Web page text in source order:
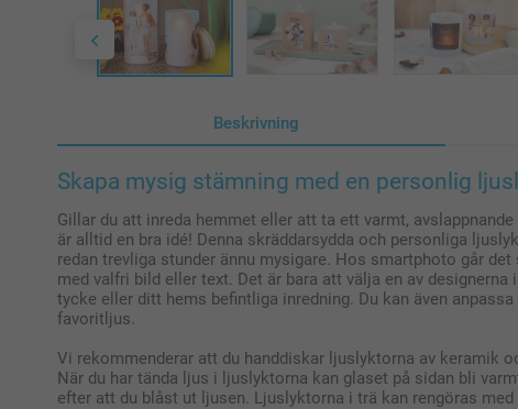
Beskrivning
Skapa mysig stämning med en personlig
Gillar du att inreda hemmet eller att ta ett varmt,
är alltid en bra idé! Denna skräddarsydda och personliga
redan trevliga stunder ännu mysigare. Hos smartphoto går
med valfri bild eller text. Det är bara att välja en av designerna
tycke eller ditt hems befintliga inredning. Du kan även
favoritljus.
Vi rekommenderar att du handdiskar ljuslyktorna av keramik
När du har tända ljus i ljuslyktorna kan glaset på sidan bli
efter att du blåst ut ljusen. Ljuslyktorna i trä kan rengöras